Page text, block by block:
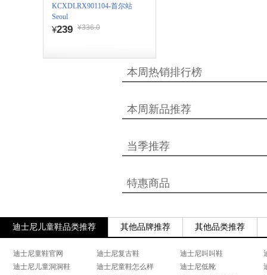
KCXDLRX901104-首尔站
Seoul
¥239 ¥336.0
本周热销排行榜
本周新品推荐
当季推荐
特惠商品
迪士尼儿童鞋品类推荐 其他品牌推荐 其他品类推荐
迪士尼童鞋官网 迪士尼复古鞋 迪士尼叫叫鞋
迪士尼儿童洞洞鞋
迪士尼童鞋怎么样 迪士尼低靴